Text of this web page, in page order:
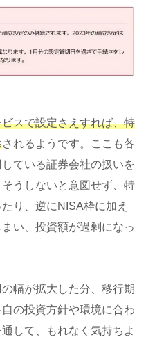
スで設定さえすれば、特
されるようです。ここも各
ている証券会社の扱いを
うしないと意図せず、特
り、逆にNISA枠に加え
い、投資額が過剰になっ
幅が拡大した分、移行期
の投資方針や環境に合わ
して、もれなく気持ちよ